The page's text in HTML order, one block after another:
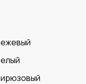
бежевый
белый
бирюзовый